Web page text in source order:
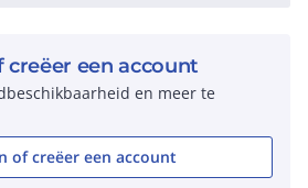
creëer een account
en meer te
of creëer een account